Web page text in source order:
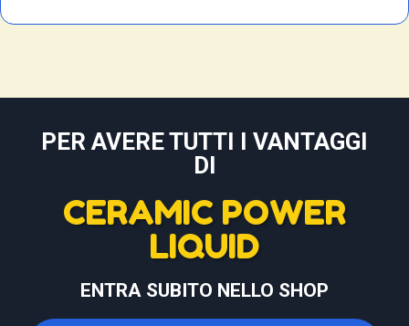
PER AVERE TUTTI I VANTAGGI
DI
CERAMIC POWER
LIQUID
ENTRA SUBITO NELLO SHOP